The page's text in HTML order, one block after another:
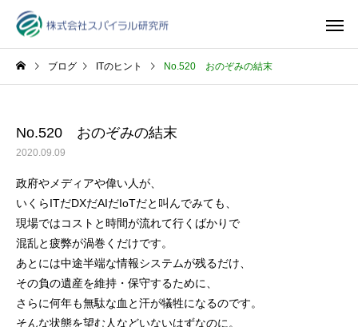
ブログ ITのヒント No.520 おのぞみの結末
No.520 おのぞみの結末
2020.09.09
政府やメディアや偉い人が、
いくらITだDXだAIだIoTだと叫んでみても、
現場ではコストと時間が流れて行くばかりで
混乱と疲弊が渦巻くだけです。
あとには中途半端な情報システムが残るだけ、
その負の遺産を維持・保守するために、
さらに何年も無駄な血と汗が犠牲になるのです。
そんな状態を望む人などいないはずなのに。